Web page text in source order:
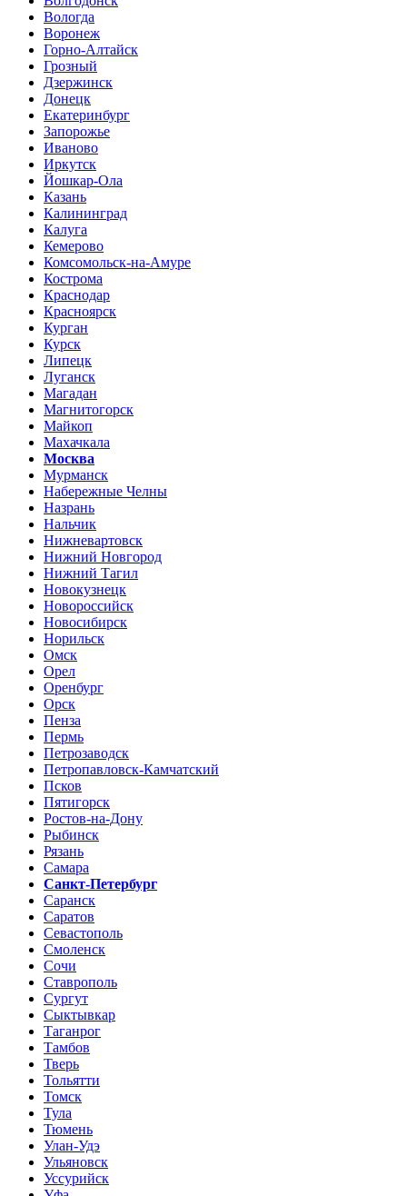
Вологда
Воронеж
Горно-Алтайск
Грозный
Дзержинск
Донецк
Екатеринбург
Запорожье
Иваново
Иркутск
Йошкар-Ола
Казань
Калининград
Калуга
Кемерово
Комсомольск-на-Амуре
Кострома
Краснодар
Красноярск
Курган
Курск
Липецк
Луганск
Магадан
Магнитогорск
Майкоп
Махачкала
Москва
Мурманск
Набережные Челны
Назрань
Нальчик
Нижневартовск
Нижний Новгород
Нижний Тагил
Новокузнецк
Новороссийск
Новосибирск
Норильск
Омск
Орел
Оренбург
Орск
Пенза
Пермь
Петрозаводск
Петропавловск-Камчатский
Псков
Пятигорск
Ростов-на-Дону
Рыбинск
Рязань
Самара
Санкт-Петербург
Саранск
Саратов
Севастополь
Смоленск
Сочи
Ставрополь
Сургут
Сыктывкар
Таганрог
Тамбов
Тверь
Тольятти
Томск
Тула
Тюмень
Улан-Удэ
Ульяновск
Уссурийск